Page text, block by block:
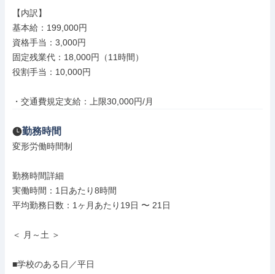
【内訳】
基本給：199,000円
資格手当：3,000円
固定残業代：18,000円（11時間）
役割手当：10,000円
・交通費規定支給：上限30,000円/月
勤務時間
変形労働時間制
勤務時間詳細
実働時間：1日あたり8時間
平均勤務日数：1ヶ月あたり19日 〜 21日
＜ 月～土 ＞
■学校のある日／平日